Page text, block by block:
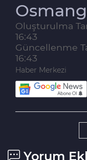
Oluşturulma
16:43
Güncellenme
16:43
Haber Merkezi
Yorum